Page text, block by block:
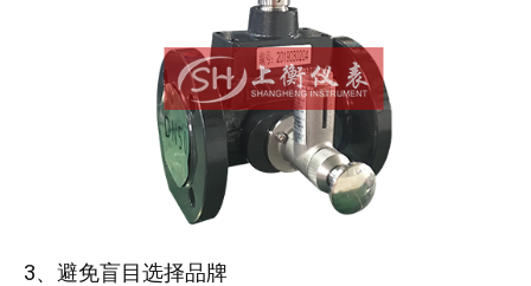
3、避免盲目选择品牌